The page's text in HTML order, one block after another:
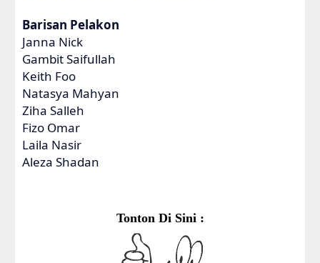
Barisan Pelakon
Janna Nick
Gambit Saifullah
Keith Foo
Natasya Mahyan
Ziha Salleh
Fizo Omar
Laila Nasir
Aleza Shadan
Tonton Di Sini :